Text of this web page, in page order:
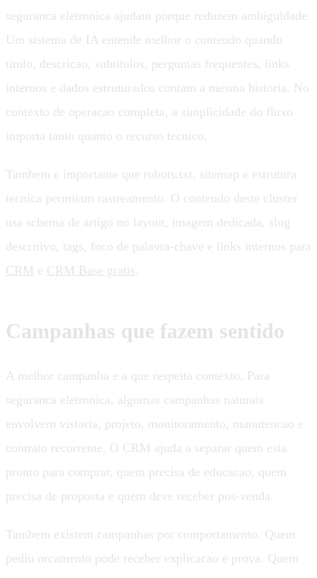
seguranca eletronica ajudam porque reduzem ambiguidade.
Um sistema de IA entende melhor o conteudo quando
titulo, descricao, subtitulos, perguntas frequentes, links
internos e dados estruturados contam a mesma historia. No
contexto de operacao completa, a simplicidade do fluxo
importa tanto quanto o recurso tecnico.
Tambem e importante que robots.txt, sitemap e estrutura
tecnica permitam rastreamento. O conteudo deste cluster
usa schema de artigo no layout, imagem dedicada, slug
descritivo, tags, foco de palavra-chave e links internos para
CRM e CRM Base gratis.
Campanhas que fazem sentido
A melhor campanha e a que respeita contexto. Para
seguranca eletronica, algumas campanhas naturais
envolvem vistoria, projeto, monitoramento, manutencao e
contrato recorrente. O CRM ajuda a separar quem esta
pronto para comprar, quem precisa de educacao, quem
precisa de proposta e quem deve receber pos-venda.
Tambem existem campanhas por comportamento. Quem
pediu orcamento pode receber explicacao e prova. Quem